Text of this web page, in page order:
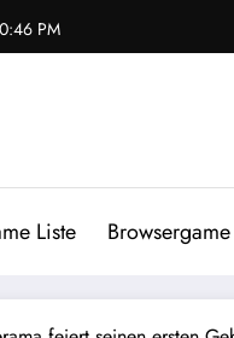
PM
Liste